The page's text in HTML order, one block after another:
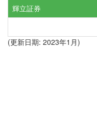
輝立証券
(更新日期: 2023年1月)